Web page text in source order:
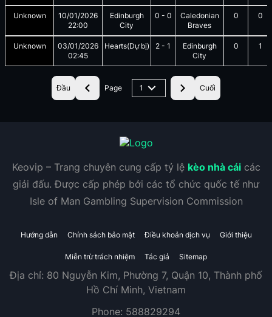
Unknown
10/01/2026
22:00
Edinburgh
City
0 - 0
Caledonian
Braves
0 0
Unknown
03/01/2026
02:45
Hearts(Dự bị) 2 - 1
Edinburgh
City
0 1
Đầu Page 1 Cuối
Keovip – Trang chuyên cung cấp tỷ lệ kèo nhà cáicác
giải đấu. Được cấp phép bởi các tổ chức quốc tế như
Isle of Man Gambling Supervision Commission
Hướng dẫn Chính sách bảo mật Điều khoản dịch vụ Giới thiệu
Miễn trừ trách nhiệm Tác giả Sitemap
Địa chỉ: 80 Nguyễn Kim, Phường 7, Quận 10, Thành phố
Hồ Chí Minh, Vietnam
Phone: 588829294